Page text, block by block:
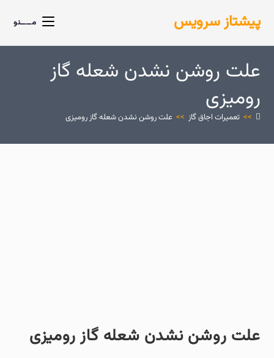
پیشتاز سرویس مــــنو
علت روشن نشدن شعله گاز
رومیزی
>> تعمیرات اجاق گاز >> علت روشن نشدن شعله گاز رومیزی
علت روشن نشدن شعله گاز رومیزی